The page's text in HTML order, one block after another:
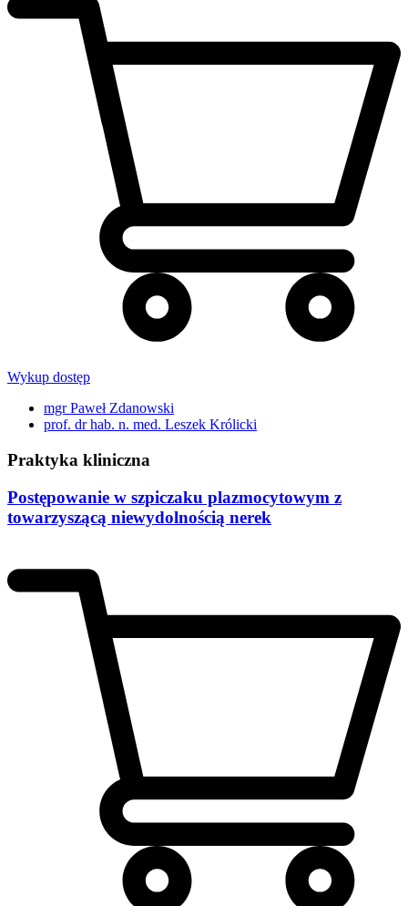
Wykup dostęp
mgr Paweł Zdanowski
prof. dr hab. n. med. Leszek Królicki
Praktyka kliniczna
Postępowanie w szpiczaku plazmocytowym z
towarzyszącą niewydolnością nerek